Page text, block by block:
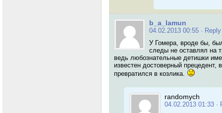
b_a_lamun
04.02.2013 00:55 · Reply
У Гомера, вроде бы,
следы не оставлял на
ведь любознательные детишки
известен достоверный прецедент,
превратился в козлика.
randomych
04.02.2013 01:33 ·